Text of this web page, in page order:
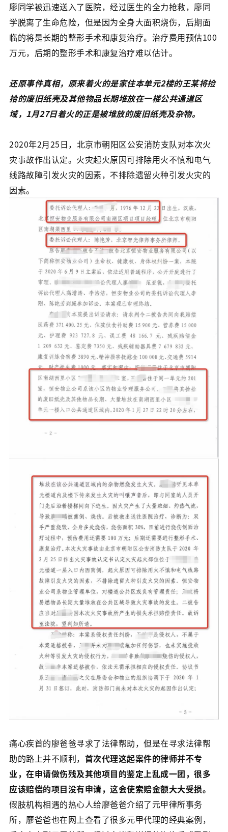
廖同学被迅速送入了医院，经过医生的全力抢救，廖同
学脱离了生命危险，但是因为全身大面积烧伤，后期面
临的将是长期的整形手术和康复治疗。治疗费用预估100
万元，后期的整形手术和康复治疗难以估计。
还原事件真相，原来着火的是家住本单元2楼的王某将捡
拾的废旧纸壳及其他物品长期堆放在一楼公共通道区
域，1月27日着火的正是被堆放的废旧纸壳及杂物。
2020年2月25日，北京市朝阳区公安消防支队对本次火
灾事故作出认定。火灾起火原因可排除用火不慎和电气
线路故障引发火灾的因素，不排除遗留火种引发火灾的
因素。
痛心疾首的廖爸爸寻求了法律帮助，但是在寻求法律帮
助的路上并不顺利， 首次代理这起案件的律师并不专
业，在申请做伤残及其他项目的鉴定上乱成一团，很多
应该赔偿的项目没有申请，这会使索赔金额大大受损。
假肢机构相遇的热心人给廖爸爸介绍了元甲律所事务
所，廖爸爸也在网上查看了很多元甲代理的经典案例，